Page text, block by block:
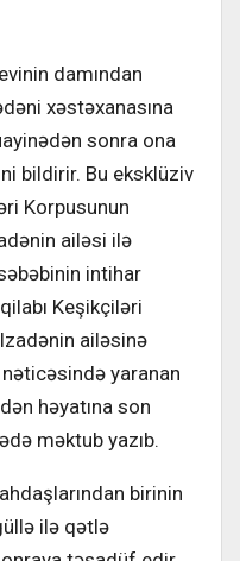
damından
xəstəxanasına
sonra ona
bildirir. Bu eksklüziv
Korpusunun
ailəsi ilə
intihar
Keşikçiləri
ailəsinə
nəticəsində yaranan
həyatına son
məktub yazıb.
birinin
ilə qətlə